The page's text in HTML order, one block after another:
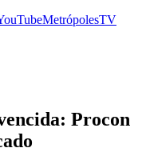
MetrópolesTV
Procon